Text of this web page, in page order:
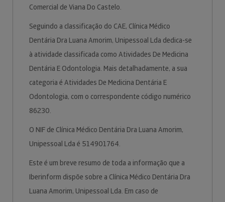
Comercial de Viana Do Castelo.
Seguindo a classificação do CAE, Clínica Médico
Dentária Dra Luana Amorim, Unipessoal Lda dedica-se
à atividade classificada como Atividades De Medicina
Dentária E Odontologia. Mais detalhadamente, a sua
categoria é Atividades De Medicina Dentária E
Odontologia, com o correspondente código numérico
86230.
O NIF de Clínica Médico Dentária Dra Luana Amorim,
Unipessoal Lda é 514901764.
Este é um breve resumo de toda a informação que a
Iberinform dispõe sobre a Clínica Médico Dentária Dra
Luana Amorim, Unipessoal Lda. Em caso de